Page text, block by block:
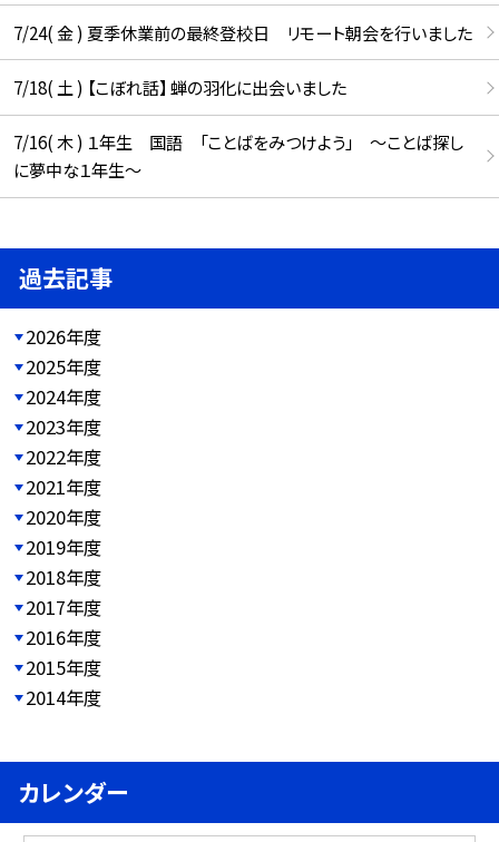
7/24( 金 ) 夏季休業前の最終登校日 リモート朝会を行いました
7/18( 土 ) 【こぼれ話】 蝉の羽化に出会いました
7/16( 木 ) １年生 国語 「ことばをみつけよう」 ～ことば探し
に夢中な１年生～
過去記事
2026年度
2025年度
2024年度
2023年度
2022年度
2021年度
2020年度
2019年度
2018年度
2017年度
2016年度
2015年度
2014年度
カレンダー